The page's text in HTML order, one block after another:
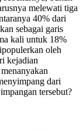
melewati tiga
40% dari
sebagai garis
kali untuk 18%
oleh
kejadian
dari
tersebut?